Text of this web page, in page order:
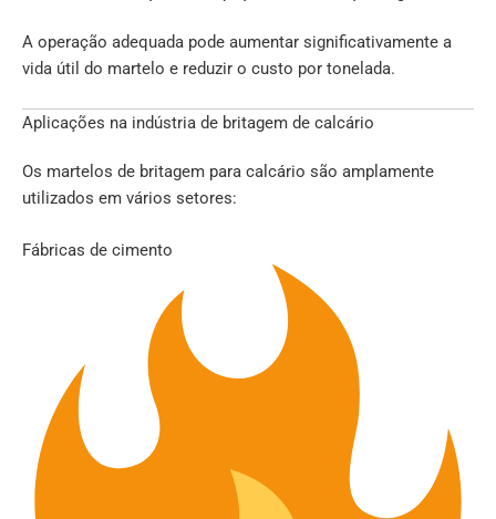
A operação adequada pode aumentar significativamente a
vida útil do martelo e reduzir o custo por tonelada.
Aplicações na indústria de britagem de calcário
Os martelos de britagem para calcário são amplamente
utilizados em vários setores:
Fábricas de cimento